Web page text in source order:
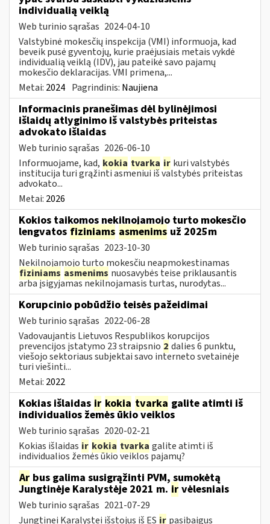
individualią veiklą
Web turinio sąrašas 2024-04-10
Valstybinė mokesčių inspekcija (VMI) informuoja, kad
beveik pusė gyventojų, kurie praėjusiais metais vykdė
individualią veiklą (IDV), jau pateikė savo pajamų
mokesčio deklaracijas. VMI primena,...
Metai: 2024 Pagrindinis: Naujiena
Informacinis pranešimas dėl bylinėjimosi
išlaidų atlyginimo iš valstybės priteistas
advokato išlaidas
Web turinio sąrašas 2026-06-10
Informuojame, kad, kokia tvarka ir kuri valstybės
institucija turi grąžinti asmeniui iš valstybės priteistas
advokato...
Metai: 2026
Kokios taikomos nekilnojamojo turto mokesčio
lengvatos fiziniams asmenims už 2025m
Web turinio sąrašas 2023-10-30
Nekilnojamojo turto mokesčiu neapmokestinamas
fiziniams asmenims nuosavybės teise priklausantis
arba įsigyjamas nekilnojamasis turtas, nurodytas...
Korupcinio pobūdžio teisės pažeidimai
Web turinio sąrašas 2022-06-28
Vadovaujantis Lietuvos Respublikos korupcijos
prevencijos įstatymo 23 straipsnio 2 dalies 6 punktu,
viešojo sektoriaus subjektai savo interneto svetainėje
turi viešinti...
Metai: 2022
Kokias išlaidas ir kokia tvarka galite atimti iš
individualios žemės ūkio veiklos
Web turinio sąrašas 2020-02-21
Kokias išlaidas ir kokia tvarka galite atimti iš
individualios žemės ūkio veiklos pajamų?
Ar bus galima susigrąžinti PVM, sumokėtą
Jungtinėje Karalystėje 2021 m. ir vėlesniais
Web turinio sąrašas 2021-07-29
Jungtinei Karalystei išstojus iš ES ir pasibaigus